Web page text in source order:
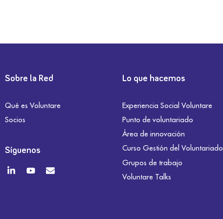
Sobre la Red
Qué es Voluntare
Socios
Síguenos
Lo que hacemos
Experiencia Social Voluntare
Punto de voluntariado
Área de innovación
Curso Gestión del Voluntariado
Grupos de trabajo
Voluntare Talks